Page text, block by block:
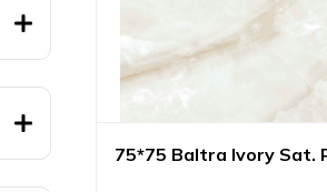
75*75 Baltra Ivory Sat.